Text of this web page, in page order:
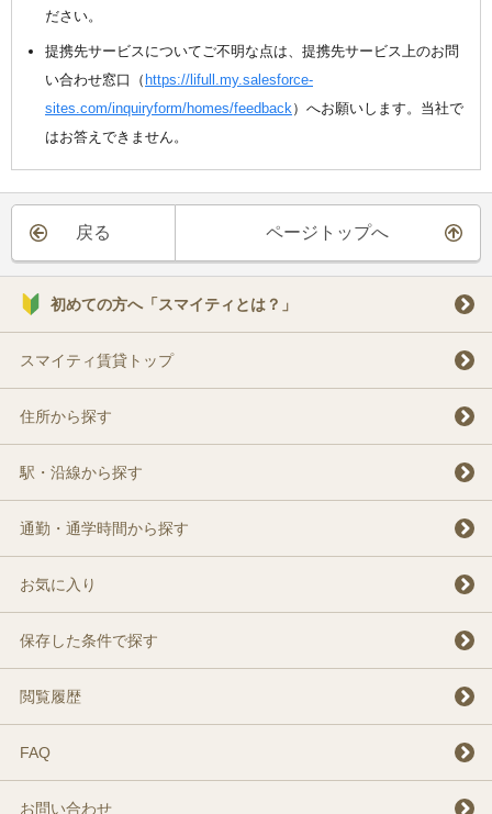
ださい。
提携先サービスについてご不明な点は、提携先サービス上のお問
い合わせ窓口（ https://lifull.my.salesforce-
sites.com/inquiryform/homes/feedback ）へお願いします。当社で
はお答えできません。
戻る ページトップへ
初めての方へ「スマイティとは？」
スマイティ賃貸トップ
住所から探す
駅・沿線から探す
通勤・通学時間から探す
お気に入り
保存した条件で探す
閲覧履歴
FAQ
お問い合わせ